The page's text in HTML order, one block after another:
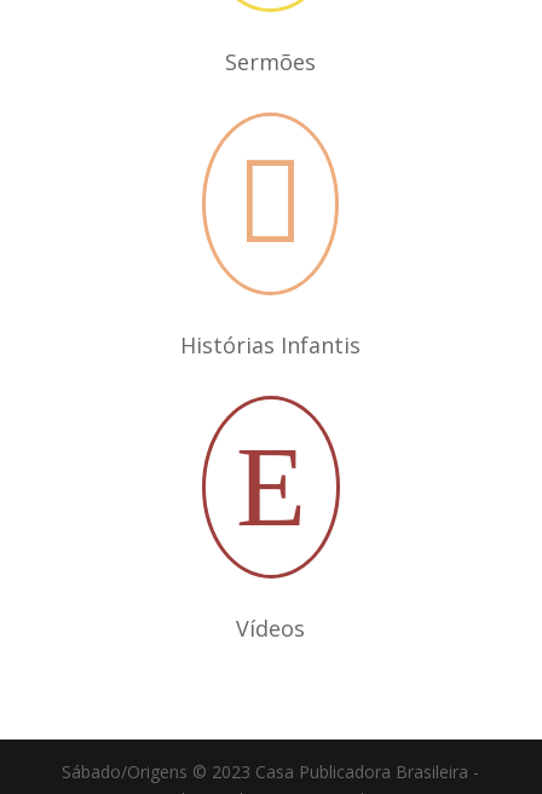
Sermões

Histórias Infantis
E
Vídeos
Sábado/Origens © 2023 Casa Publicadora Brasileira -